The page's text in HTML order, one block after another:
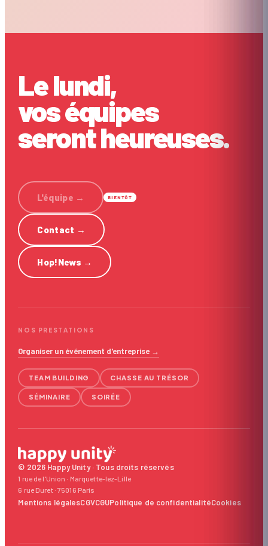
Le lundi,
vos équipes
seront heureuses.
L'équipe → BIENTÔT
Contact →
Hop!News →
NOS PRESTATIONS
Organiser un événement d'entreprise →
TEAM BUILDING CHASSE AU TRÉSOR
SÉMINAIRE SOIRÉE
© 2026 Happy Unity · Tous droits réservés
1 rue de l'Union · Marquette-lez-Lille
6 rue Duret · 75016 Paris
Mentions légalesCGVCGUPolitique de confidentialitéCookies